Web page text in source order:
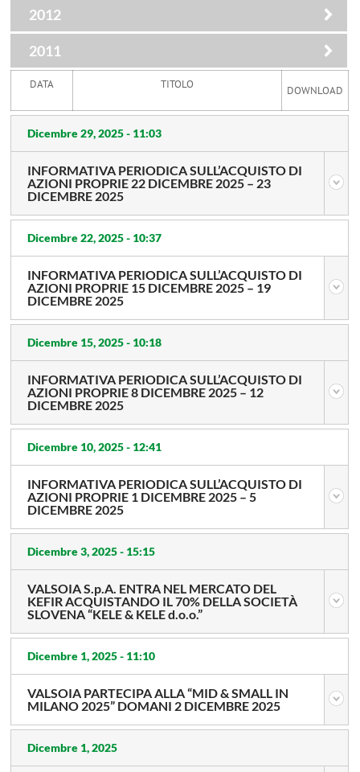
2012
2011
DATA TITOLO DOWNLOAD
Dicembre 29, 2025 - 11:03
INFORMATIVA PERIODICA SULL’ACQUISTO DI
AZIONI PROPRIE 22 DICEMBRE 2025 – 23
DICEMBRE 2025
Dicembre 22, 2025 - 10:37
INFORMATIVA PERIODICA SULL’ACQUISTO DI
AZIONI PROPRIE 15 DICEMBRE 2025 – 19
DICEMBRE 2025
Dicembre 15, 2025 - 10:18
INFORMATIVA PERIODICA SULL’ACQUISTO DI
AZIONI PROPRIE 8 DICEMBRE 2025 – 12
DICEMBRE 2025
Dicembre 10, 2025 - 12:41
INFORMATIVA PERIODICA SULL’ACQUISTO DI
AZIONI PROPRIE 1 DICEMBRE 2025 – 5
DICEMBRE 2025
Dicembre 3, 2025 - 15:15
VALSOIA S.p.A. ENTRA NEL MERCATO DEL
KEFIR ACQUISTANDO IL 70% DELLA SOCIETÀ
SLOVENA “KELE & KELE d.o.o.”
Dicembre 1, 2025 - 11:10
VALSOIA PARTECIPA ALLA “MID & SMALL IN
MILANO 2025” DOMANI 2 DICEMBRE 2025
Dicembre 1, 2025